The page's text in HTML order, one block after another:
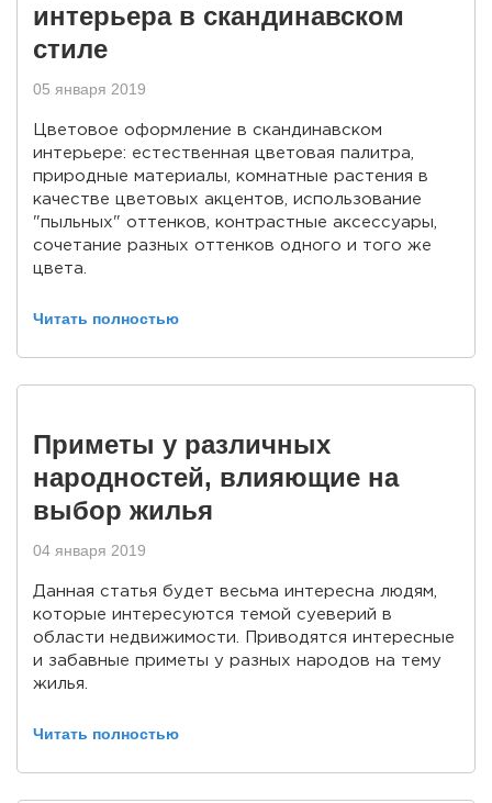
интерьера в скандинавском
стиле
05 января 2019
Цветовое оформление в скандинавском
интерьере: естественная цветовая палитра,
природные материалы, комнатные растения в
качестве цветовых акцентов, использование
"пыльных" оттенков, контрастные аксессуары,
сочетание разных оттенков одного и того же
цвета.
Читать полностью
Приметы у различных
народностей, влияющие на
выбор жилья
04 января 2019
Данная статья будет весьма интересна людям,
которые интересуются темой суеверий в
области недвижимости. Приводятся интересные
и забавные приметы у разных народов на тему
жилья.
Читать полностью